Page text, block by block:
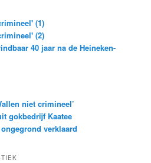
(1)
(2)
40 jaar na de Heineken-
niet crimineel’
gokbedrijf Kaatee
verklaard